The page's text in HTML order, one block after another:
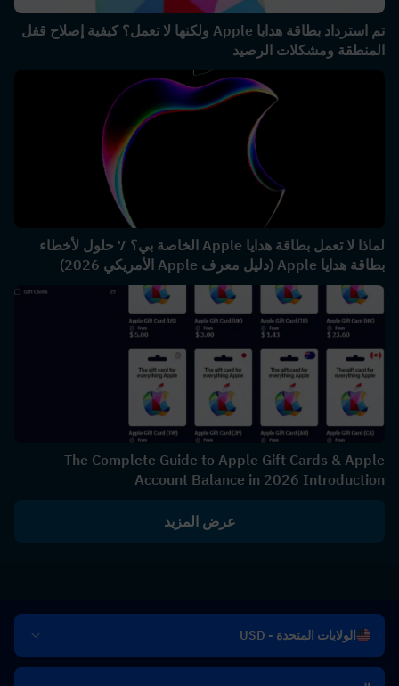
تم استرداد بطاقة هدايا Apple ولكنها لا تعمل؟ كيفية إصلاح قفل
المنطقة ومشكلات الرصيد
لماذا لا تعمل بطاقة هدايا Apple الخاصة بي؟ 7 حلول لأخطاء
بطاقة هدايا Apple (دليل معرف Apple الأمريكي 2026)
The Complete Guide to Apple Gift Cards & Apple
Account Balance in 2026 Introduction
عرض المزيد
الولايات المتحدة - USD